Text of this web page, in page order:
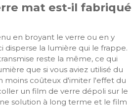
mat est-il fabriqué
en broyant le verre ou en y
disperse la lumière qui le frappe.
reste la même, ce qui
que si vous aviez utilisé du
moins coûteux d'imiter l'effet du
un film de verre dépoli sur le
solution à long terme et le film